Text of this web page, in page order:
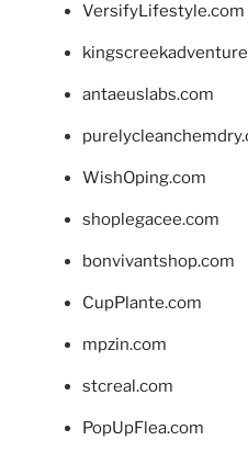
VersifyLifestyle.com
antaeuslabs.com
WishOping.com
shoplegacee.com
bonvivantshop.com
CupPlante.com
mpzin.com
stcreal.com
PopUpFlea.com